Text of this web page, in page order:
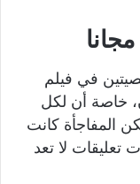
في فيلم
خاصة أن لكل
المفاجأة كانت
تعليقات لا تعد